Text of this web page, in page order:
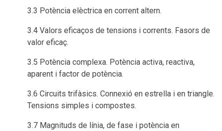
3.3 Potència elèctrica en corrent altern.
3.4 Valors eficaços de tensions i corrents. Fasors de
valor eficaç.
3.5 Potència complexa. Potència activa, reactiva,
aparent i factor de potència.
3.6 Circuits trifàsics. Connexió en estrella i en triangle.
Tensions simples i compostes.
3.7 Magnituds de línia, de fase i potència en